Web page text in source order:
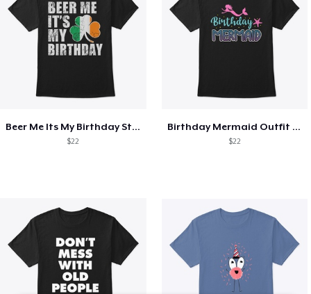
Beer Me Its My Birthday St Patricks Day
$22
Birthday Mermaid Outfit Costume
$22